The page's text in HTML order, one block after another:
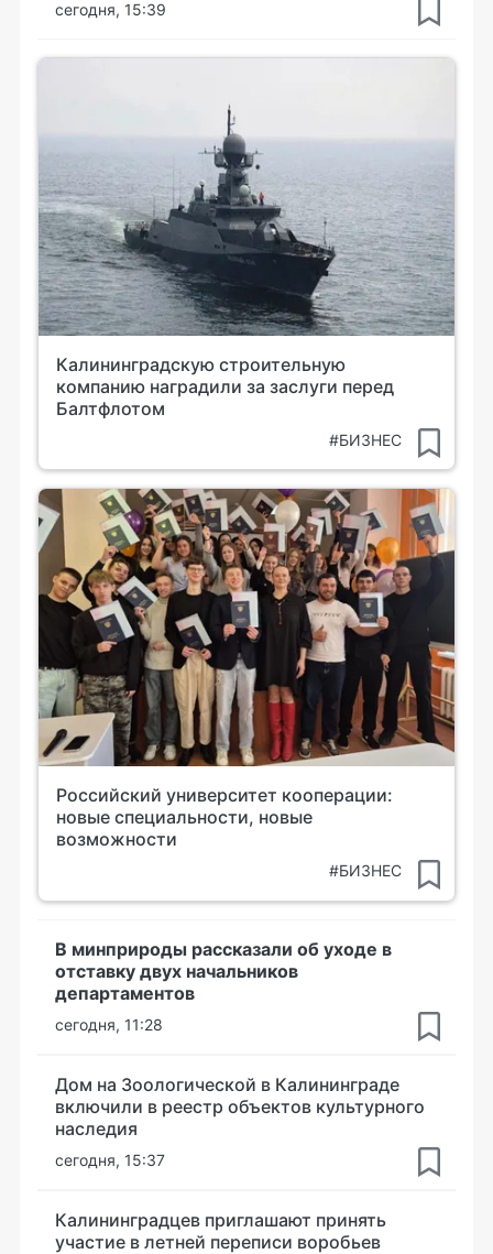
сегодня, 15:39
Калининградскую строительную
компанию наградили за заслуги перед
Балтфлотом
#БИЗНЕС
Российский университет кооперации:
новые специальности, новые
возможности
#БИЗНЕС
В минприроды рассказали об уходе в
отставку двух начальников
департаментов
сегодня, 11:28
Дом на Зоологической в Калининграде
включили в реестр объектов культурного
наследия
сегодня, 15:37
Калининградцев приглашают принять
участие в летней переписи воробьев